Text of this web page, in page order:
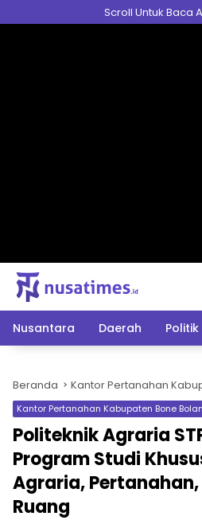
ke
Scroll Untuk Baca
Nusantara Daerah Politik
Beranda Kantor Pertanahan
Kantor Pertanahan Kabupaten Bone
Politeknik Agraria
Program Studi
Agraria,
Ruang